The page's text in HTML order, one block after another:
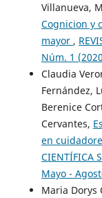
Villanueva,
Cognicion y
mayor ,
Núm. 1
Claudia
Fernández,
Berenice
Cervantes,
en
CIENTÍFICA
Mayo -
Maria Dorys